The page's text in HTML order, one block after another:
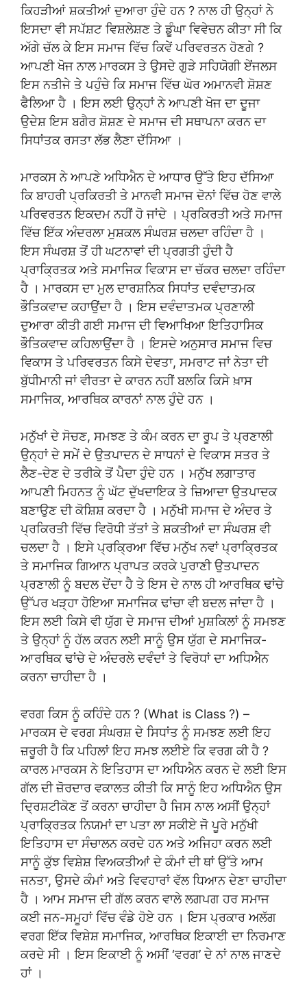
ਕਿਹੜੀਆਂ ਸ਼ਕਤੀਆਂ ਦੁਆਰਾ ਹੁੰਦੇ ਹਨ ? ਨਾਲ ਹੀ ਉਨ੍ਹਾਂ ਨੇ
ਇਸਦਾ ਵੀ ਸਪੱਸ਼ਟ ਵਿਸ਼ਲੇਸ਼ਣ ਤੇ ਡੂੰਘਾ ਵਿਵੇਚਨ ਕੀਤਾ ਸੀ ਕਿ
ਅੱਗੇ ਚੱਲ ਕੇ ਇਸ ਸਮਾਜ ਵਿੱਚ ਕਿਵੇਂ ਪਰਿਵਰਤਨ ਹੋਣਗੇ ?
ਆਪਣੀ ਖੋਜ ਨਾਲ ਮਾਰਕਸ ਤੇ ਉਸਦੇ ਗੁੜੇ ਸਹਿਯੋਗੀ ਏਂਜਲਸ
ਇਸ ਨਤੀਜੇ ਤੇ ਪਹੁੰਚੇ ਕਿ ਸਮਾਜ ਵਿੱਚ ਘੋਰ ਅਮਾਨਵੀ ਸ਼ੋਸ਼ਣ
ਫੈਲਿਆ ਹੈ । ਇਸ ਲਈ ਉਨ੍ਹਾਂ ਨੇ ਆਪਣੀ ਖੋਜ ਦਾ ਦੂਜਾ
ਉਦੇਸ਼ ਇਸ ਬਗੈਰ ਸ਼ੋਸ਼ਣ ਦੇ ਸਮਾਜ ਦੀ ਸਥਾਪਨਾ ਕਰਨ ਦਾ
ਸਿਧਾਂਤਕ ਰਸਤਾ ਲੱਭ ਲੈਣਾ ਦੱਸਿਆ ।
ਮਾਰਕਸ ਨੇ ਆਪਣੇ ਅਧਿਐਨ ਦੇ ਆਧਾਰ ਉੱਤੇ ਇਹ ਦੱਸਿਆ
ਕਿ ਬਾਹਰੀ ਪ੍ਰਕਿਰਤੀ ਤੇ ਮਾਨਵੀ ਸਮਾਜ ਦੋਨਾਂ ਵਿੱਚ ਹੋਣ ਵਾਲੇ
ਪਰਿਵਰਤਨ ਇਕਦਮ ਨਹੀਂ ਹੋ ਜਾਂਦੇ । ਪ੍ਰਕਿਰਤੀ ਅਤੇ ਸਮਾਜ
ਵਿੱਚ ਇੱਕ ਅੰਦਰਲਾ ਮੁਸ਼ਕਲ ਸੰਘਰਸ਼ ਚਲਦਾ ਰਹਿੰਦਾ ਹੈ ।
ਇਸ ਸੰਘਰਸ਼ ਤੋਂ ਹੀ ਘਟਨਾਵਾਂ ਦੀ ਪ੍ਰਗਤੀ ਹੁੰਦੀ ਹੈ
ਪ੍ਰਾਕ੍ਰਿਤਕ ਅਤੇ ਸਮਾਜਿਕ ਵਿਕਾਸ ਦਾ ਚੱਕਰ ਚਲਦਾ ਰਹਿੰਦਾ
ਹੈ । ਮਾਰਕਸ ਦਾ ਮੁਲ ਦਾਰਸ਼ਨਿਕ ਸਿਧਾਂਤ ਦਵੰਦਾਤਮਕ
ਭੌਤਿਕਵਾਦ ਕਹਾਉਂਦਾ ਹੈ । ਇਸ ਦਵੰਦਾਤਮਕ ਪ੍ਰਣਾਲੀ
ਦੁਆਰਾ ਕੀਤੀ ਗਈ ਸਮਾਜ ਦੀ ਵਿਆਖਿਆ ਇਤਿਹਾਸਿਕ
ਭੌਤਿਕਵਾਦ ਕਹਿਲਾਉਂਦਾ ਹੈ । ਇਸਦੇ ਅਨੁਸਾਰ ਸਮਾਜ ਵਿਚ
ਵਿਕਾਸ ਤੇ ਪਰਿਵਰਤਨ ਕਿਸੇ ਦੇਵਤਾ, ਸਮਰਾਟ ਜਾਂ ਨੇਤਾ ਦੀ
ਬੁੱਧੀਮਾਨੀ ਜਾਂ ਵੀਰਤਾ ਦੇ ਕਾਰਨ ਨਹੀਂ ਬਲਕਿ ਕਿਸੇ ਖ਼ਾਸ
ਸਮਾਜਿਕ, ਆਰਥਿਕ ਕਾਰਨਾਂ ਨਾਲ ਹੁੰਦੇ ਹਨ ।
ਮਨੁੱਖਾਂ ਦੇ ਸੋਚਣ, ਸਮਝਣ ਤੇ ਕੰਮ ਕਰਨ ਦਾ ਰੂਪ ਤੇ ਪ੍ਰਣਾਲੀ
ਉਨ੍ਹਾਂ ਦੇ ਸਮੇਂ ਦੇ ਉਤਪਾਦਨ ਦੇ ਸਾਧਨਾਂ ਦੇ ਵਿਕਾਸ ਸਤਰ ਤੇ
ਲੈਣ-ਦੇਣ ਦੇ ਤਰੀਕੇ ਤੋਂ ਪੈਦਾ ਹੁੰਦੇ ਹਨ । ਮਨੁੱਖ ਲਗਾਤਾਰ
ਆਪਣੀ ਮਿਹਨਤ ਨੂੰ ਘੱਟ ਦੁੱਖਦਾਇਕ ਤੇ ਜ਼ਿਆਦਾ ਉਤਪਾਦਕ
ਬਣਾਉਣ ਦੀ ਕੋਸ਼ਿਸ਼ ਕਰਦਾ ਹੈ । ਮਨੁੱਖੀ ਸਮਾਜ ਦੇ ਅੰਦਰ ਤੇ
ਪ੍ਰਕਿਰਤੀ ਵਿੱਚ ਵਿਰੋਧੀ ਤੱਤਾਂ ਤੇ ਸ਼ਕਤੀਆਂ ਦਾ ਸੰਘਰਸ਼ ਵੀ
ਚਲਦਾ ਹੈ । ਇਸੇ ਪ੍ਰਕ੍ਰਿਆ ਵਿੱਚ ਮਨੁੱਖ ਨਵਾਂ ਪ੍ਰਾਕ੍ਰਿਤਕ
ਤੇ ਸਮਾਜਿਕ ਗਿਆਨ ਪ੍ਰਾਪਤ ਕਰਕੇ ਪੁਰਾਣੀ ਉਤਪਾਦਨ
ਪ੍ਰਣਾਲੀ ਨੂੰ ਬਦਲ ਦੇਂਦਾ ਹੈ ਤੇ ਇਸ ਦੇ ਨਾਲ ਹੀ ਆਰਥਿਕ ਢਾਂਚੇ
ਉੱਪਰ ਖੜ੍ਹਾ ਹੋਇਆ ਸਮਾਜਿਕ ਢਾਂਚਾ ਵੀ ਬਦਲ ਜਾਂਦਾ ਹੈ ।
ਇਸ ਲਈ ਕਿਸੇ ਵੀ ਯੁੱਗ ਦੇ ਸਮਾਜ ਦੀਆਂ ਮੁਸ਼ਕਿਲਾਂ ਨੂੰ ਸਮਝਣ
ਤੇ ਉਨ੍ਹਾਂ ਨੂੰ ਹੱਲ ਕਰਨ ਲਈ ਸਾਨੂੰ ਉਸ ਯੁੱਗ ਦੇ ਸਮਾਜਿਕ-
ਆਰਥਿਕ ਢਾਂਚੇ ਦੇ ਅੰਦਰਲੇ ਦਵੰਦਾਂ ਤੇ ਵਿਰੋਧਾਂ ਦਾ ਅਧਿਐਨ
ਕਰਨਾ ਚਾਹੀਦਾ ਹੈ ।
ਵਰਗ ਕਿਸ ਨੂੰ ਕਹਿੰਦੇ ਹਨ ? (What is Class ?) –
ਮਾਰਕਸ ਦੇ ਵਰਗ ਸੰਘਰਸ਼ ਦੇ ਸਿਧਾਂਤ ਨੂੰ ਸਮਝਣ ਲਈ ਇਹ
ਜ਼ਰੂਰੀ ਹੈ ਕਿ ਪਹਿਲਾਂ ਇਹ ਸਮਝ ਲਈਏ ਕਿ ਵਰਗ ਕੀ ਹੈ ?
ਕਾਰਲ ਮਾਰਕਸ ਨੇ ਇਤਿਹਾਸ ਦਾ ਅਧਿਐਨ ਕਰਨ ਦੇ ਲਈ ਇਸ
ਗੱਲ ਦੀ ਜ਼ੋਰਦਾਰ ਵਕਾਲਤ ਕੀਤੀ ਕਿ ਸਾਨੂੰ ਇਹ ਅਧਿਐਨ ਉਸ
ਦ੍ਰਿਸ਼ਟੀਕੋਣ ਤੋਂ ਕਰਨਾ ਚਾਹੀਦਾ ਹੈ ਜਿਸ ਨਾਲ ਅਸੀਂ ਉਨ੍ਹਾਂ
ਪ੍ਰਾਕ੍ਰਿਤਕ ਨਿਯਮਾਂ ਦਾ ਪਤਾ ਲਾ ਸਕੀਏ ਜੋ ਪੂਰੇ ਮਨੁੱਖੀ
ਇਤਿਹਾਸ ਦਾ ਸੰਚਾਲਨ ਕਰਦੇ ਹਨ ਅਤੇ ਅਜਿਹਾ ਕਰਨ ਲਈ
ਸਾਨੂੰ ਕੁੱਝ ਵਿਸ਼ੇਸ਼ ਵਿਅਕਤੀਆਂ ਦੇ ਕੰਮਾਂ ਦੀ ਥਾਂ ਉੱਤੇ ਆਮ
ਜਨਤਾ, ਉਸਦੇ ਕੰਮਾਂ ਅਤੇ ਵਿਵਹਾਰਾਂ ਵੱਲ ਧਿਆਨ ਦੇਣਾ ਚਾਹੀਦਾ
ਹੈ । ਆਮ ਸਮਾਜ ਦੀ ਗੱਲ ਕਰਨ ਵਾਲੇ ਲਗਪਗ ਹਰ ਸਮਾਜ
ਕਈ ਜਨ-ਸਮੂਹਾਂ ਵਿੱਚ ਵੰਡੇ ਹੋਏ ਹਨ । ਇਸ ਪ੍ਰਕਾਰ ਅਲੱਗ
ਵਰਗ ਇੱਕ ਵਿਸ਼ੇਸ਼ ਸਮਾਜਿਕ, ਆਰਥਿਕ ਇਕਾਈ ਦਾ ਨਿਰਮਾਣ
ਕਰਦੇ ਸੀ । ਇਸ ਇਕਾਈ ਨੂੰ ਅਸੀਂ ‘ਵਰਗ’ ਦੇ ਨਾਂ ਨਾਲ ਜਾਣਦੇ
ਹਾਂ ।